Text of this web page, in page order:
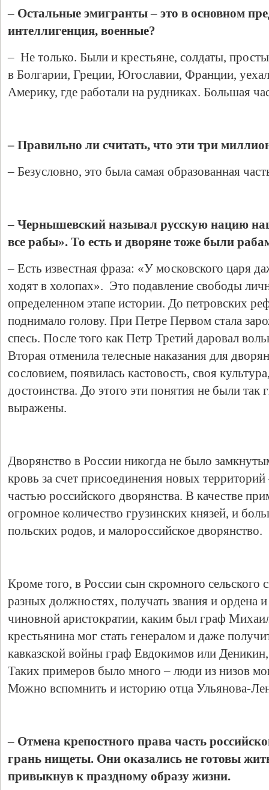
– Остальные эмигранты – это в основном
интеллигенция, военные?
– Не только. Были и крестьяне, солдаты,
в Болгарии, Греции, Югославии, Франции,
Америку, где работали на рудниках. Большая
– Правильно ли считать, что эти три
– Безусловно, это была самая образованная
– Чернышевский называл русскую нацию
все рабы». То есть и дворяне тоже были
– Есть известная фраза: «У московского царя
ходят в холопах». Это подавление свободы
определенном этапе истории. До петровских
поднимало голову. При Петре Первом стала
спесь. После того как Петр Третий даровал
Вторая отменила телесные наказания для
сословием, появилась кастовость, своя
достоинства. До этого эти понятия не были так
выражены.
Дворянство в России никогда не было
кровь за счет присоединения новых территорий
частью российского дворянства. В качестве
огромное количество грузинских князей, и
польских родов, и малороссийское дворянство.
Кроме того, в России сын скромного сельского
разных должностях, получать звания и ордена
чиновной аристократии, каким был граф
крестьянина мог стать генералом и даже
кавказской войны граф Евдокимов или
Таких примеров было много – люди из низов
Можно вспомнить и историю отца Ульянова-
– Отмена крепостного права часть
грань нищеты. Они оказались не готовы
привыкнув к праздному образу жизни.